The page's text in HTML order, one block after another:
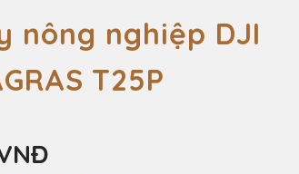
nông nghiệp DJI
T70P